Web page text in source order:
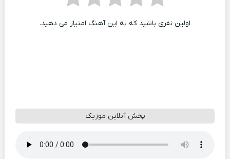
اولین نفری باشید که به این آهنگ امتیاز می دهید.
پخش آنلاین موزیک